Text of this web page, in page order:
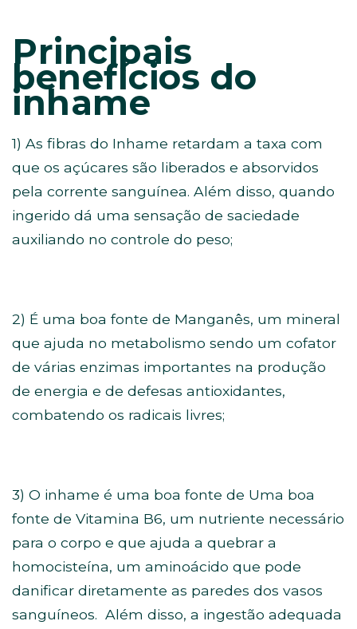
Principais
benefícios do
inhame
1) As fibras do Inhame retardam a taxa com
que os açúcares são liberados e absorvidos
pela corrente sanguínea. Além disso, quando
ingerido dá uma sensação de saciedade
auxiliando no controle do peso;
2) É uma boa fonte de Manganês, um mineral
que ajuda no metabolismo sendo um cofator
de várias enzimas importantes na produção
de energia e de defesas antioxidantes,
combatendo os radicais livres;
3) O inhame é uma boa fonte de Uma boa
fonte de Vitamina B6, um nutriente necessário
para o corpo e que ajuda a quebrar a
homocisteína, um aminoácido que pode
danificar diretamente as paredes dos vasos
sanguíneos. Além disso, a ingestão adequada